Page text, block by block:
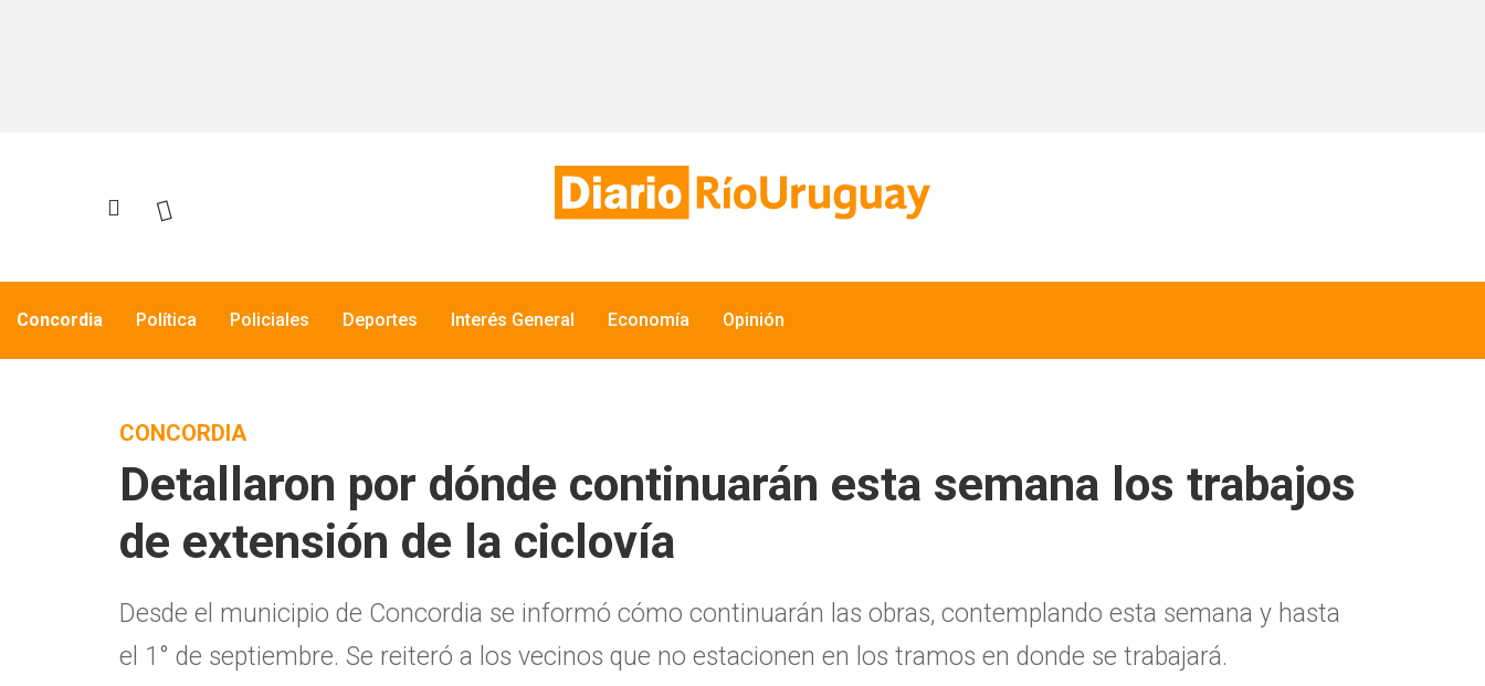
Concordia Política Policiales Deportes Interés General Economía Opinión
CONCORDIA
Detallaron por dónde continuarán esta semana los trabajos
de extensión de la ciclovía
Desde el municipio de Concordia se informó cómo continuarán las obras, contemplando esta semana y hasta
el 1° de septiembre. Se reiteró a los vecinos que no estacionen en los tramos en donde se trabajará.